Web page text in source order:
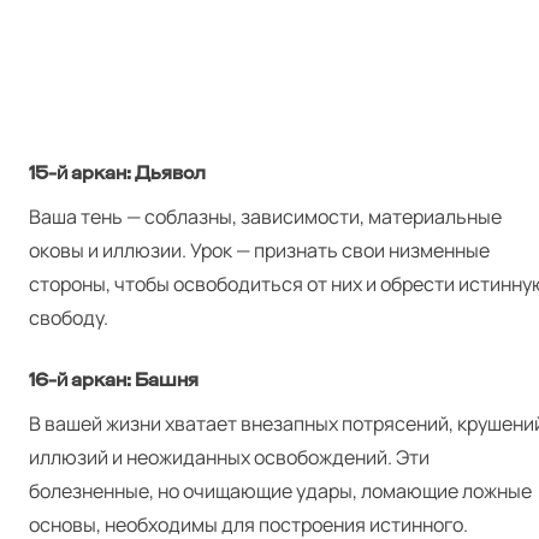
15‑й аркан: Дьявол
Ваша тень — соблазны, зависимости, материальные
оковы и иллюзии. Урок — признать свои низменные
стороны, чтобы освободиться от них и обрести
свободу.
16‑й аркан: Башня
В вашей жизни хватает внезапных потрясений,
иллюзий и неожиданных освобождений. Эти
болезненные, но очищающие удары, ломающие ложные
основы, необходимы для построения истинного.